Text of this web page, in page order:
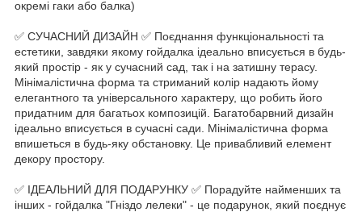
окремі гаки або балка)
✅ СУЧАСНИЙ ДИЗАЙН ✅ Поєднання функціональності та
естетики, завдяки якому гойдалка ідеально вписується в будь-
який простір - як у сучасний сад, так і на затишну терасу.
Мінімалістична форма та стриманий колір надають йому
елегантного та універсального характеру, що робить його
придатним для багатьох композицій. Багатобарвний дизайн
ідеально вписується в сучасні сади. Мінімалістична форма
впишеться в будь-яку обстановку. Це привабливий елемент
декору простору.
✅ ІДЕАЛЬНИЙ ДЛЯ ПОДАРУНКУ ✅ Порадуйте найменших та
інших - гойдалка "Гніздо лелеки" - це подарунок, який поєднує